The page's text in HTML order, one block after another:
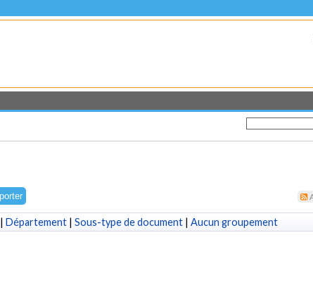
Département| Sous-type de document| Aucun groupement